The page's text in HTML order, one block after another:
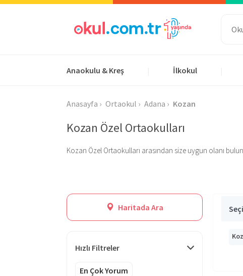
Anaokulu & Kreş İlkokul
Anasayfa Ortaokul Adana Kozan
Kozan Özel Ortaokulları
Kozan Özel Ortaokulları arasından size uygun olanı
Haritada Ara
Hızlı Filtreler
En Çok Yorum